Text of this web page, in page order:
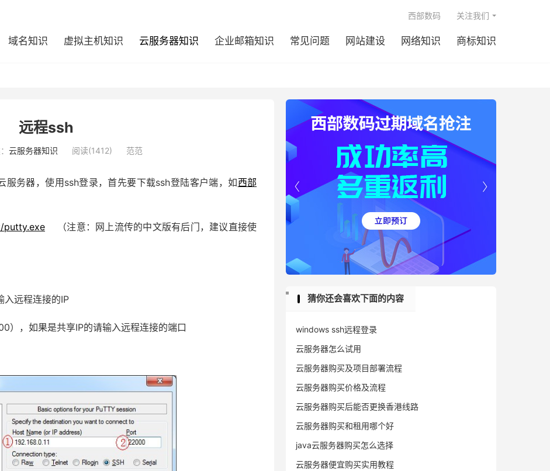
域名知识 虚拟主机知识 云服务器知识 企业邮箱知识 常见问题 网站建设 网络知识 商标知识
西部数码 关注我们
远程ssh
云服务器知识 阅读(1412) 范范
服务器，使用ssh登录，首先要下载ssh登陆客户端，如西部
putty.exe （注意：网上流传的中文版有后门，建议直接使
入远程连接的IP
），如果是共享IP的请输入远程连接的端口


猜你还会喜欢下面的内容
windows ssh远程登录
云服务器怎么试用
云服务器购买及项目部署流程
云服务器购买价格及流程
云服务器购买后能否更换香港线路
云服务器购买和租用哪个好
java云服务器购买怎么选择
云服务器便宜购买实用教程